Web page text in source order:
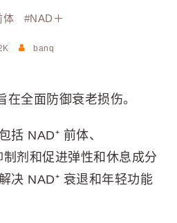
体 #NAD＋
banq
全面防御衰老损伤。
括 NAD⁺ 前体、
剂和促进弹性和休息成分
决 NAD⁺ 衰退和年轻功能